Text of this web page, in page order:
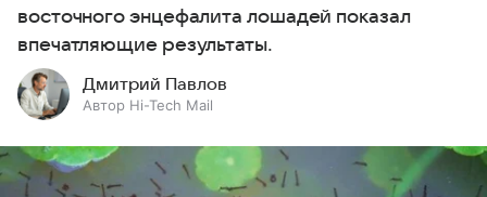
восточного энцефалита лошадей показал
впечатляющие результаты.
Дмитрий Павлов
Автор Hi-Tech Mail